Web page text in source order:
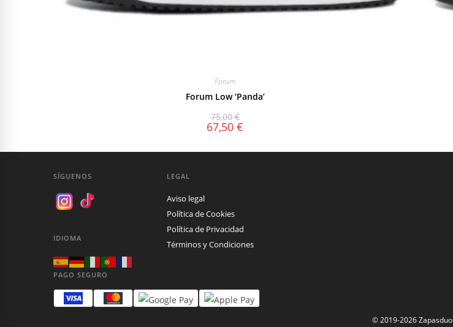
Forum
Forum Low ‘Panda’
75,00€
67,50 €
SÍGUENOS
IDIOMA
LEGAL
Aviso legal
Política de Cookies
Política de Privacidad
Términos y Condiciones
PAGO SEGURO
© 2019-2026 Zapasduo